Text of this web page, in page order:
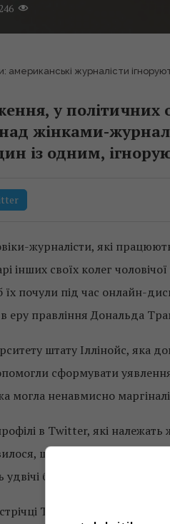
американські журналісти
у політичних
жінками-
із одним,
журналісти, які
інших своїх колег
почули під час онлайн-
в еру правління Дональда
штату Іллінойс, яка
сформувати
могла ненавмисно
в Twitter, які
що чоловіки набагато
більше підписників у
Twitter, є ще одним